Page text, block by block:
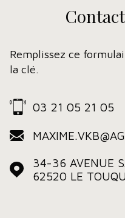
Remplissez ce
la clé.
03 21 05 21 05
34-36 AVENUE
62520
LE